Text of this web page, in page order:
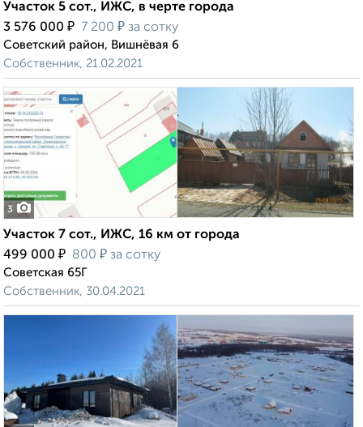
Участок 5 сот., ИЖС, в черте города
3 576 000 ₽ 7 200 ₽ за сотку
Советский район, Вишнёвая 6
Собственник, 21.02.2021
3
Участок 7 сот., ИЖС, 16 км от города
499 000 ₽ 800 ₽ за сотку
Советская 65Г
Собственник, 30.04.2021